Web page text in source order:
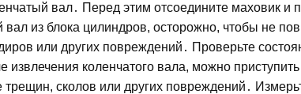
вал․ Перед этим отсоедините маховик и
вал из блока цилиндров, осторожно, чтобы не
или других повреждений․ Проверьте
извлечения коленчатого вала, можно
сколов или других повреждений․